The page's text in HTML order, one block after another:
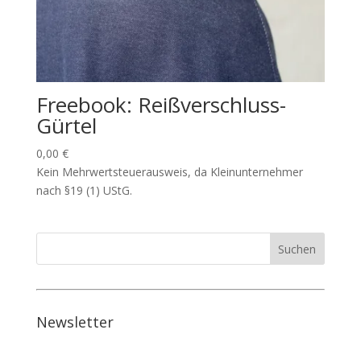
Freebook: Reißverschluss-
Gürtel
0,00 €
Kein Mehrwertsteuerausweis, da Kleinunternehmer
nach §19 (1) UStG.
Newsletter